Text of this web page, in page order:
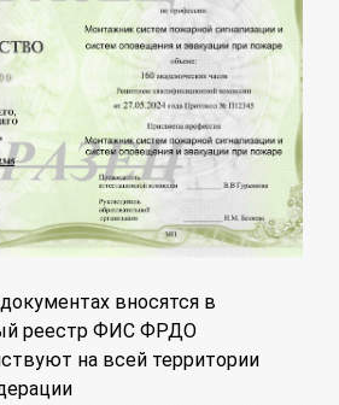
вносятся в
реестр ФИС ФРДО
на всей территории